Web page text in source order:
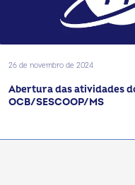
26 de novembro de 2024
Abertura das atividades
OCB/SESCOOP/MS